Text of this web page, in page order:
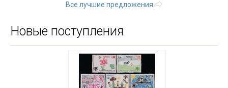
Все лучшие предложения
Новые поступления